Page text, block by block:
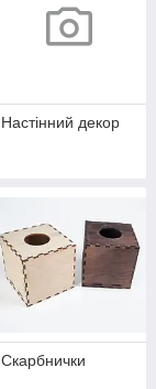
Настінний декор
Скарбнички